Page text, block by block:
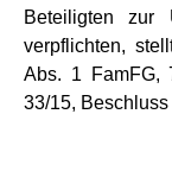
Beteiligten zur
verpflichten,
Abs. 1 FamFG,
33/15,